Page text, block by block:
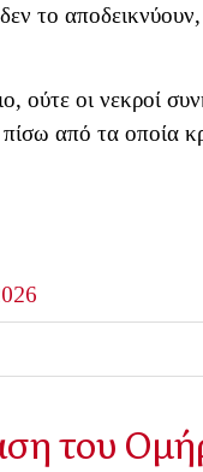
το αποδεικνύουν,
ούτε οι νεκροί
από τα οποία
του